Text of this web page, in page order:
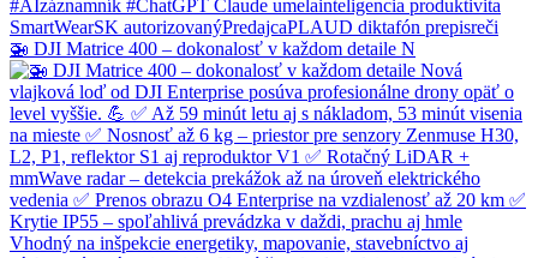
🚁 DJI Matrice 400 – dokonalosť v každom detaile N